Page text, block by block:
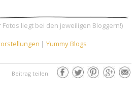
liegt bei den jeweiligen Bloggern!)
|Yummy Blogs
Beitrag teilen: